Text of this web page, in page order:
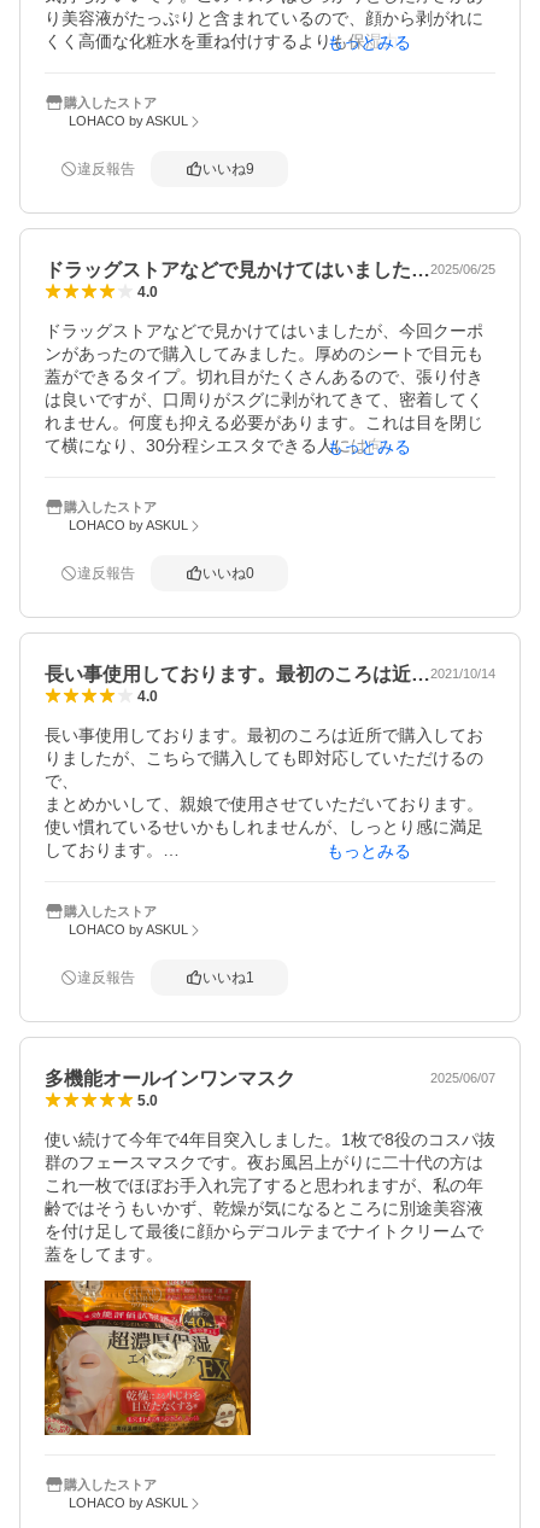
り美容液がたっぷりと含まれているので、顔から剥がれに
くく高価な化粧水を重ね付けするよりも保湿力に優れてい
もっとみる
購入したストア
LOHACO by ASKUL
違反報告 いいね9
ドラッグストアなどで見かけてはいました…2025/06/25
4.0
ドラッグストアなどで見かけてはいましたが、今回クーポ
ンがあったので購入してみました。厚めのシートで目元も
蓋ができるタイプ。切れ目がたくさんあるので、張り付き
は良いですが、口周りがスグに剥がれてきて、密着してく
れません。何度も抑える必要があります。これは目を閉じ
て横になり、30分程シエスタできる人には向いてるかなと
もっとみる
購入したストア
LOHACO by ASKUL
違反報告 いいね0
長い事使用しております。最初のころは近…2021/10/14
4.0
長い事使用しております。最初のころは近所で購入してお
りましたが、こちらで購入しても即対応していただけるの
で、
まとめかいして、親娘で使用させていただいております。
使い慣れているせいかもしれませんが、しっとり感に満足
しております。
いつも早速の対応有難うございます。
もっとみる
購入したストア
LOHACO by ASKUL
違反報告 いいね1
多機能オールインワンマスク 2025/06/07
5.0
使い続けて今年で4年目突入しました。1枚で8役のコスパ抜
群のフェースマスクです。夜お風呂上がりに二十代の方は
これ一枚でほぼお手入れ完了すると思われますが、私の年
齢ではそうもいかず、乾燥が気になるところに別途美容液
を付け足して最後に顔からデコルテまでナイトクリームで
蓋をしてます。
購入したストア
LOHACO by ASKUL